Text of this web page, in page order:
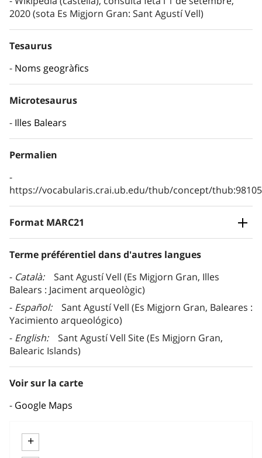
2020 (sota Es Migjorn Gran: Sant Agustí Vell)
Tesaurus
Noms geogràfics
Microtesaurus
Illes Balears
Permalien
https://vocabularis.crai.ub.edu/thub/concept/
Format MARC21
Terme préférentiel dans d'autres langues
Català
Sant Agustí Vell (Es Migjorn Gran, Illes
Balears : Jaciment arqueològic)
Español
Sant Agustí Vell (Es Migjorn Gran, Baleares :
Yacimiento arqueológico)
English
Sant Agustí Vell Site (Es Migjorn Gran,
Balearic Islands)
Voir sur la carte
Google Maps
+